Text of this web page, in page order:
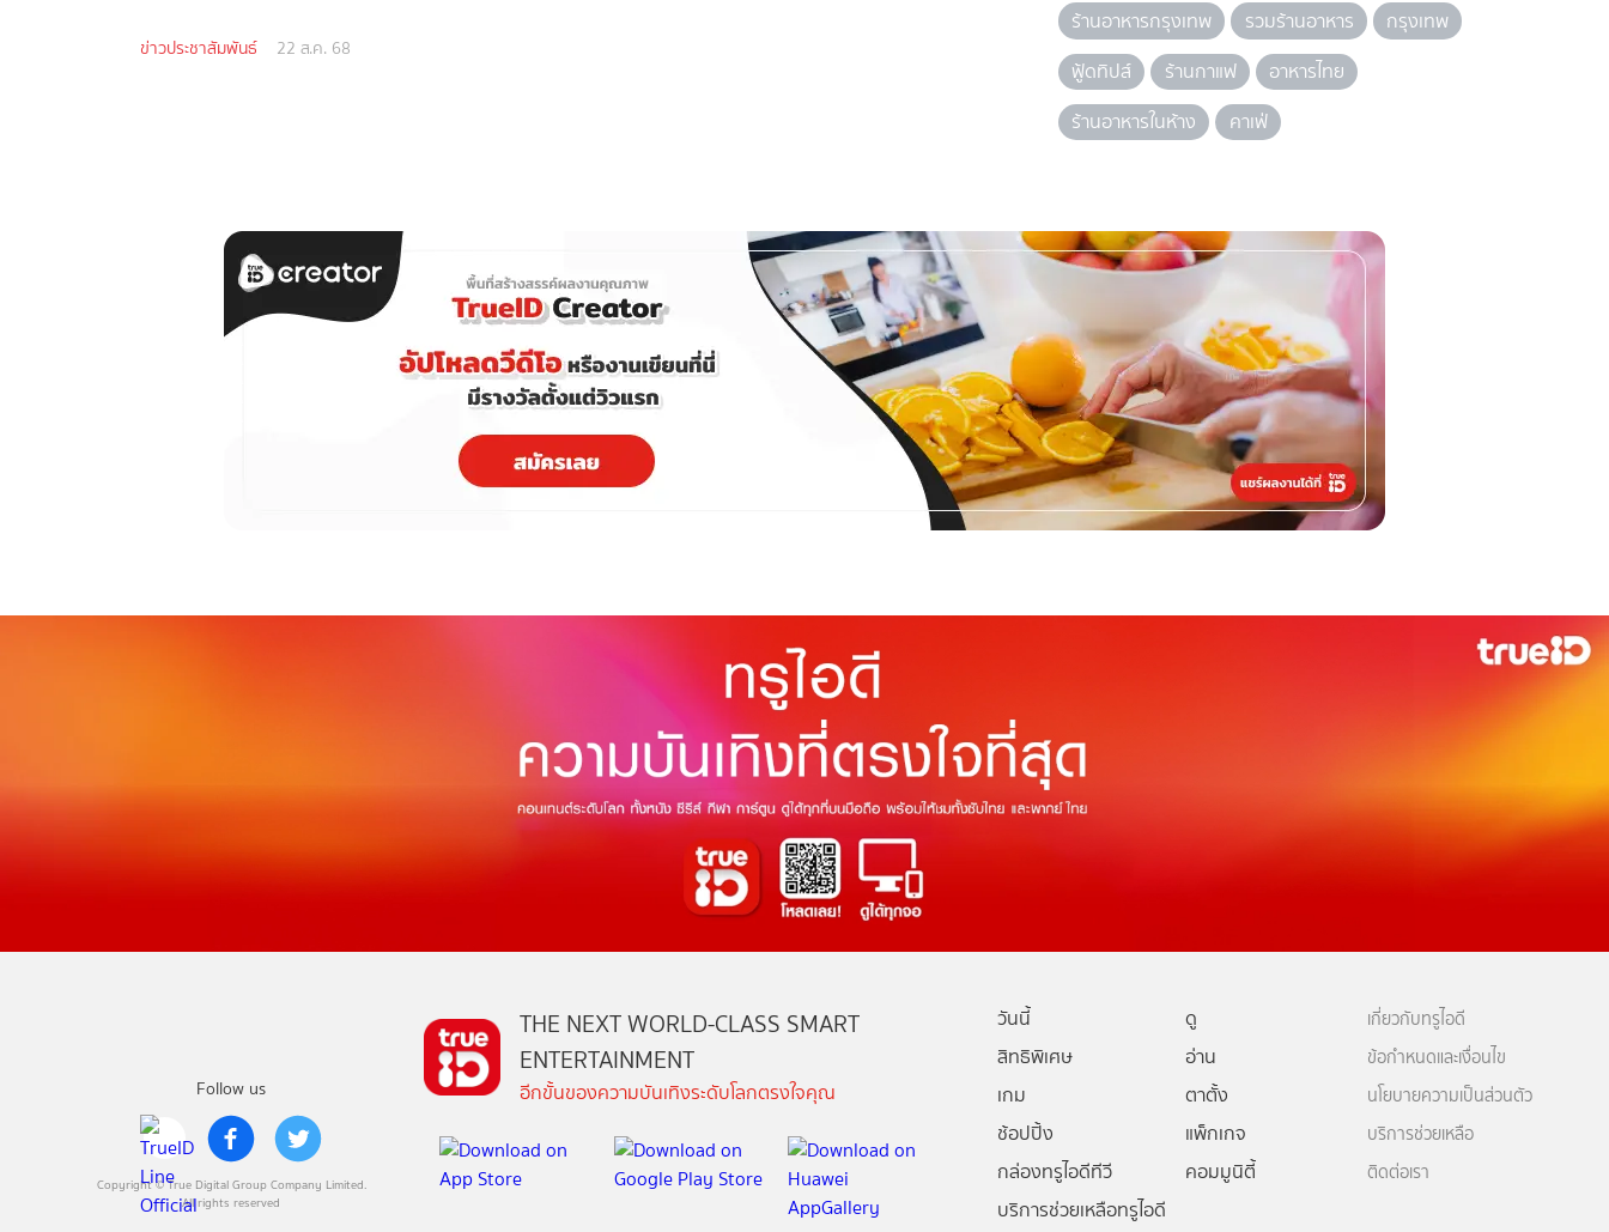
ข่าวประชาสัมพันธ์ 22 ส.ค. 68
ร้านอาหารกรุงเทพ
รวมร้านอาหาร
กรุงเทพ
ฟู้ดทิปส์
ร้านกาแฟ
อาหารไทย
ร้านอาหารในห้าง
คาเฟ่
Follow us
Copyright © True Digital Group Company Limited.
All rights reserved
THE NEXT WORLD-CLASS SMART
ENTERTAINMENT
อีกขั้นของความบันเทิงระดับโลกตรงใจคุณ
วันนี้
ดู
สิทธิพิเศษ
อ่าน
เกม
ตาตั้ง
ช้อปปิ้ง
แพ็กเกจ
กล่องทรูไอดีทีวี
คอมมูนิตี้
บริการช่วยเหลือทรูไอดี
เกี่ยวกับทรูไอดี
ข้อกำหนดและเงื่อนไข
นโยบายความเป็นส่วนตัว
บริการช่วยเหลือ
ติดต่อเรา